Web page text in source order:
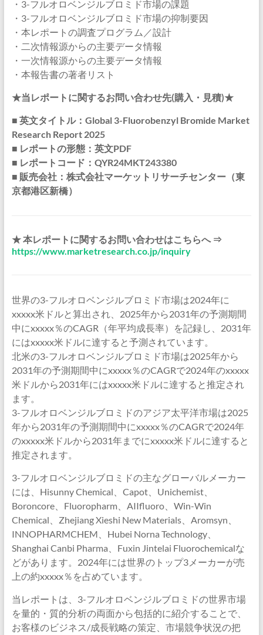
・3-フルオロベンジルブロミド市場の課題
・3-フルオロベンジルブロミド市場の抑制要因
・本レポートの調査プログラム／設計
・二次情報源からの主要データ情報
・一次情報源からの主要データ情報
・本報告書の著者リスト
★当レポートに関するお問い合わせ先(購入・見積)★
■ 英文タイトル：Global 3-Fluorobenzyl Bromide Market
Research Report 2025
■ レポートの形態：英文PDF
■ レポートコード：QYR24MKT243380
■ 販売会社：株式会社マーケットリサーチセンター（東
京都港区新橋）
★ 本レポートに関するお問い合わせはこちらへ ⇒
https://www.marketresearch.co.jp/inquiry
世界の3-フルオロベンジルブロミド市場は2024年に
xxxxx米ドルと算出され、2025年から2031年の予測期間
中にxxxxx％のCAGR（年平均成長率）を記録し、2031年
にはxxxxx米ドルに達すると予測されています。
北米の3-フルオロベンジルブロミド市場は2025年から
2031年の予測期間中にxxxxx％のCAGRで2024年のxxxxx
米ドルから2031年にはxxxxx米ドルに達すると推定され
ます。
3-フルオロベンジルブロミドのアジア太平洋市場は2025
年から2031年の予測期間中にxxxxx％のCAGRで2024年
のxxxxx米ドルから2031年までにxxxxx米ドルに達すると
推定されます。
3-フルオロベンジルブロミドの主なグローバルメーカー
には、Hisunny Chemical、Capot、Unichemist、
Boroncore、Fluoropharm、AIIfluoro、Win-Win
Chemical、Zhejiang Xieshi New Materials、Aromsyn、
INNOPHARMCHEM、Hubei Norna Technology、
Shanghai Canbi Pharma、Fuxin Jintelai Fluorochemicalな
どがあります。2024年には世界のトップ3メーカーが売
上の約xxxxx％を占めています。
当レポートは、3-フルオロベンジルブロミドの世界市場
を量的・質的分析の両面から包括的に紹介することで、
お客様のビジネス/成長戦略の策定、市場競争状況の把